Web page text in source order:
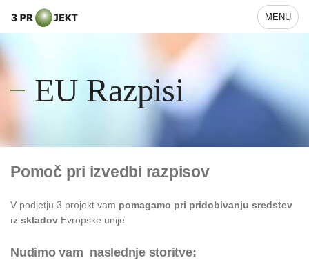
MENU
EU Razpisi
Pomoč pri izvedbi razpisov
V podjetju 3 projekt vam pomagamo pri pridobivanju sredstev
iz skladov Evropske unije.
Nudimo vam naslednje storitve: